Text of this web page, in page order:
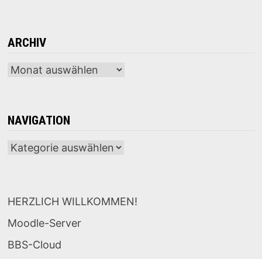
ARCHIV
Archiv
NAVIGATION
Navigation
HERZLICH WILLKOMMEN!
Moodle-Server
BBS-Cloud